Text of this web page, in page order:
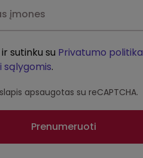
sutinku su Privatumo politika
sąlygomis.
apsaugotas su reCAPTCHA.
Prenumeruoti